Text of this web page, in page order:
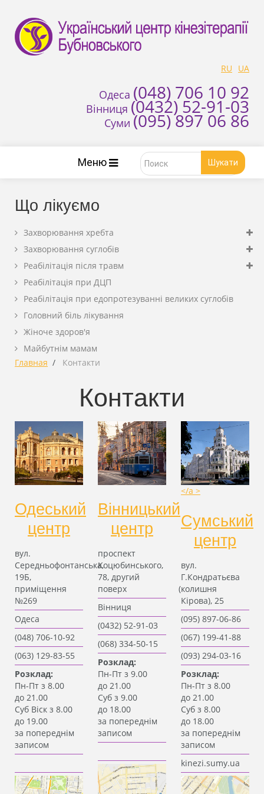
RU UA
Одеса (048) 706 10 92
Вінниця (0432) 52-91-03
Суми (095) 897 06 86
Шукати
Меню
Що лікуємо
Захворювання хребта
Захворювання суглобів
Реабілітація після травм
Реабілітація при ДЦП
Реабілітація при едопротезуванні великих суглобів
Головний біль лікування
Жіноче здоров'я
Майбутнім мамам
Главная
Контакти
Контакти
Одеський
центр
вул.
Середньофонтанська,
19Б,
приміщення
№269
Одеса
(048) 706-10-92
(063) 129-83-55
Розклад:
Пн-Пт з 8.00
до 21.00
Суб Віск з 8.00
до 19.00
за попереднім
записом
Вінницький
центр
проспект
Коцюбинського,
78, другий
поверх
Вінниця
(0432) 52-91-03
(068) 334-50-15
Розклад:
Пн-Пт з 9.00
до 21.00
Суб з 9.00
до 18.00
за попереднім
записом
</a >
Сумський
центр
вул.
Г.Кондратьєва
(колишня
Кірова), 25
(095) 897-06-86
(067) 199-41-88
(093) 294-03-16
Розклад:
Пн-Пт з 8.00
до 21.00
Суб з 8.00
до 18.00
за попереднім
записом
kinezi.sumy.ua